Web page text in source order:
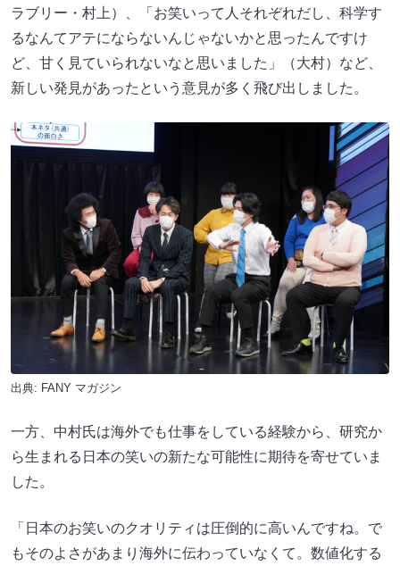
ラブリー・村上）、「お笑いって人それぞれだし、科学す
るなんてアテにならないんじゃないかと思ったんですけ
ど、甘く見ていられないなと思いました」（大村）など、
新しい発見があったという意見が多く飛び出しました。
出典: FANY マガジン
一方、中村氏は海外でも仕事をしている経験から、研究か
ら生まれる日本の笑いの新たな可能性に期待を寄せていま
した。
「日本のお笑いのクオリティは圧倒的に高いんですね。で
もそのよさがあまり海外に伝わっていなくて。数値化する